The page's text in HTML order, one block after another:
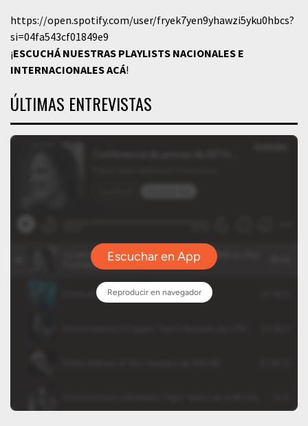
https://open.spotify.com/user/fryek7yen9yhawzi5yku0hbcs?
si=04fa543cf01849e9
¡ESCUCHÁ NUESTRAS PLAYLISTS NACIONALES E
INTERNACIONALESACÁ!
ÚLTIMAS ENTREVISTAS